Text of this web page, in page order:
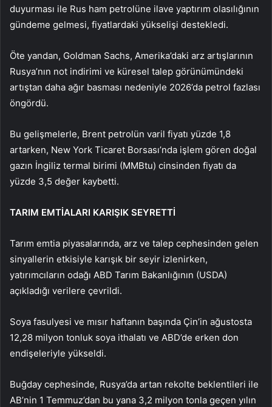
duyurması ile Rus ham petrolüne ilave yaptırım olasılığının
gündeme gelmesi, fiyatlardaki yükselişi destekledi.
Öte yandan, Goldman Sachs, Amerika’daki arz artışlarının
Rusya’nın not indirimi ve küresel talep görünümündeki
artıştan daha ağır basması nedeniyle 2026’da petrol fazlası
öngördü.​​​​​​​
Bu gelişmelerle, Brent petrolün varil fiyatı yüzde 1,8
artarken, New York Ticaret Borsası’nda işlem gören doğal
gazın İngiliz termal birimi (MMBtu) cinsinden fiyatı da
yüzde 3,5 değer kaybetti.
TARIM EMTİALARI KARIŞIK SEYRETTİ
Tarım emtia piyasalarında, arz ve talep cephesinden gelen
sinyallerin etkisiyle karışık bir seyir izlenirken,
yatırımcıların odağı ABD Tarım Bakanlığının (USDA)
açıkladığı verilere çevrildi.
Soya fasulyesi ve mısır haftanın başında Çin’in ağustosta
12,28 milyon tonluk soya ithalatı ve ABD’de erken don
endişeleriyle yükseldi.
Buğday cephesinde, Rusya’da artan rekolte beklentileri ile
AB’nin 1 Temmuz’dan bu yana 3,2 milyon tonla geçen yılın